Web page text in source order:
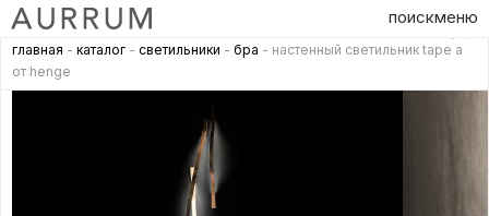
поискменю
главная - каталог - светильники - бра - настенный светильник tape a
от henge